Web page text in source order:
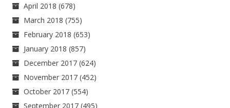
April 2018 (678)
March 2018 (755)
February 2018 (653)
January 2018 (857)
December 2017 (624)
November 2017 (452)
October 2017 (554)
September 2017 (495)